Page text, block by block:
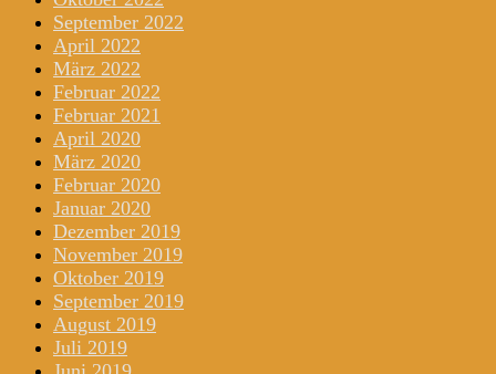
September 2022
April 2022
März 2022
Februar 2022
Februar 2021
April 2020
März 2020
Februar 2020
Januar 2020
Dezember 2019
November 2019
Oktober 2019
September 2019
August 2019
Juli 2019